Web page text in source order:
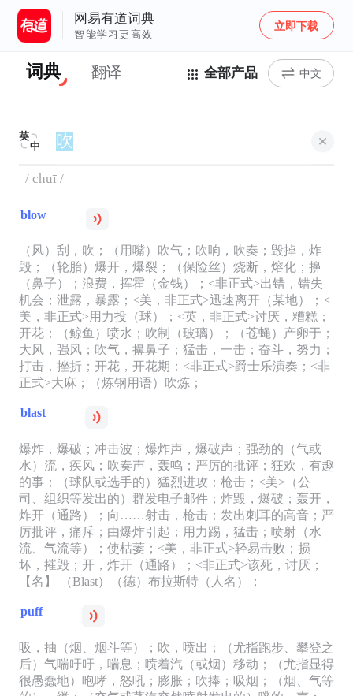
网易有道词典
智能学习更高效
立即下载
词典 翻译 全部产品 中文
英
中
/ chuī /
blow
（风）刮，吹；（用嘴）吹气；吹响，吹奏；毁掉，炸
毁；（轮胎）爆开，爆裂；（保险丝）烧断，熔化；擤
（鼻子）；浪费，挥霍（金钱）；<非正式>出错，错失
机会；泄露，暴露；<美，非正式>迅速离开（某地）；<
美，非正式>用力投（球）；<英，非正式>讨厌，糟糕；
开花；（鲸鱼）喷水；吹制（玻璃）；（苍蝇）产卵于；
大风，强风；吹气，擤鼻子；猛击，一击；奋斗，努力；
打击，挫折；开花，开花期；<非正式>爵士乐演奏；<非
正式>大麻；（炼钢用语）吹炼；
blast
爆炸，爆破；冲击波；爆炸声，爆破声；强劲的（气或
水）流，疾风；吹奏声，轰鸣；严厉的批评；狂欢，有趣
的事；（球队或选手的）猛烈进攻；枪击；<美>（公
司、组织等发出的）群发电子邮件；炸毁，爆破；轰开，
炸开（通路）；向……射击，枪击；发出刺耳的高音；严
厉批评，痛斥；由爆炸引起；用力踢，猛击；喷射（水
流、气流等）；使枯萎；<美，非正式>轻易击败；损
坏，摧毁；开，炸开（通路）；<非正式>该死，讨厌；
【名】 （Blast）（德）布拉斯特（人名）；
puff
吸，抽（烟、烟斗等）；吹，喷出；（尤指跑步、攀登之
后）气喘吁吁，喘息；喷着汽（或烟）移动；（尤指显得
很愚蠢地）咆哮，怒吼；膨胀；吹捧；吸烟；（烟、气等